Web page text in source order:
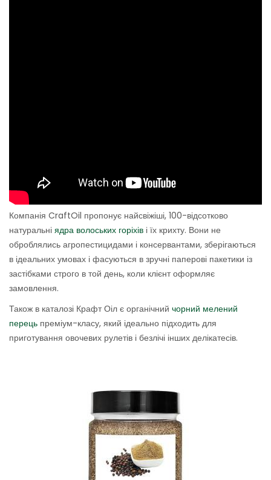
Компанія CraftOil пропонує найсвіжіші, 100-відсотково
натуральні ядра волоських горіхів і їх крихту. Вони не
оброблялись агропестицидами і консервантами, зберігаються
в ідеальних умовах і фасуються в зручні паперові пакетики із
застібками строго в той день, коли клієнт оформляє
замовлення.
Також в каталозі Крафт Оіл є органічний чорний мелений
перець преміум-класу, який ідеально підходить для
приготування овочевих рулетів і безлічі інших делікатесів.